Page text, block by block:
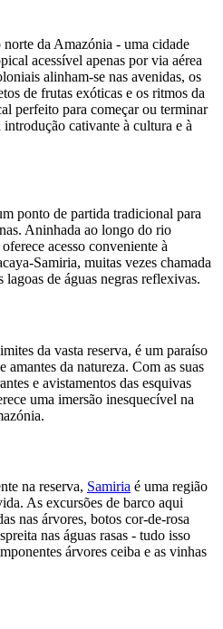
norte da Amazónia - uma cidade
acessível apenas por via aérea
alinham-se nas avenidas, os
de frutas exóticas e os ritmos da
perfeito para começar ou terminar
cativante à cultura e à
ponto de partida tradicional para
Aninhada ao longo do rio
acesso conveniente à
Samiria, muitas vezes chamada
de águas negras reflexivas.
da vasta reserva, é um paraíso
amantes da natureza. Com as suas
e avistamentos das esquivas
uma imersão inesquecível na
na reserva, Samiria é uma região
As excursões de barco aqui
nas árvores, botos cor-de-rosa
nas águas rasas - tudo isso
árvores ceiba e as vinhas